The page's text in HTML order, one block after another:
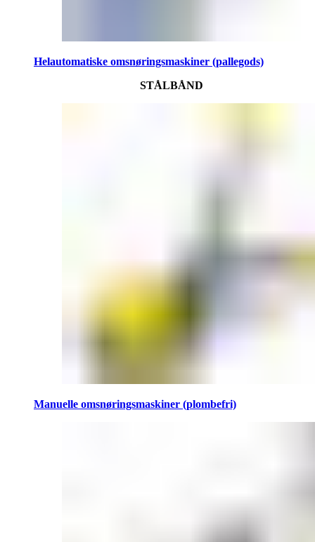
Helautomatiske omsnøringsmaskiner (pallegods)
STÅLBÅND
Manuelle omsnøringsmaskiner (plombefri)